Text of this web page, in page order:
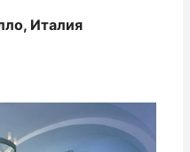
Италия